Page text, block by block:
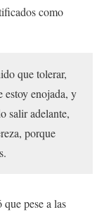
como
que tolerar,
enojada, y
salir adelante,
porque
que pese a las